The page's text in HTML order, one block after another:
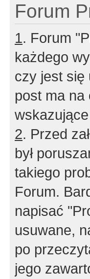
Forum
1. Forum
każdego
czy jest się
post ma na
2. Przed
był
takiego
Forum.
napisać
usuwane,
po
jego